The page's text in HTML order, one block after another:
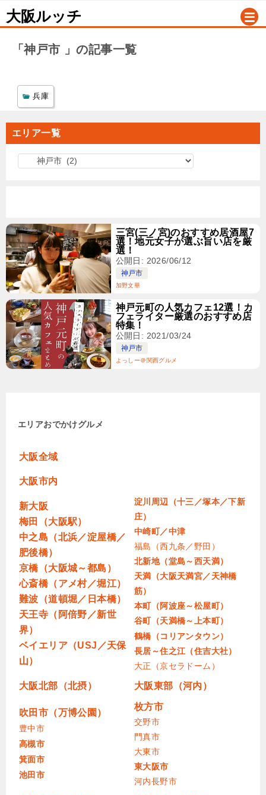
大阪ルッチ
「神戸市 」の記事一覧
兵庫
エリア一覧
三宮(三ノ宮)のおすすめ居酒屋7
選！地元女子が選ぶ旨い店を厳
選！
公開日: 2026/06/12
神戸市
加野文華
神戸元町の人気カフェ12選！カ
フェライター厳選のおすすめ店
特集！
公開日: 2021/03/24
神戸市
よっしー＠関西グルメ
エリアおでかけグルメ
大阪全域
大阪市内
新大阪
梅田（大阪駅）
中之島（北浜／淀屋橋／
肥後橋）
京橋（大阪城～都島）
心斎橋（アメ村／堀江）
難波（道頓堀／日本橋）
天王寺（阿倍野／新世
界）
ベイエリア（USJ／天保
山）
淀川周辺（十三／塚本／下新
庄）
中崎町／中津
福島（西九条／野田）
北新地（堂島～西天満）
天満（大阪天満宮／天神橋
筋）
本町（阿波座～松屋町）
谷町（天満橋～上本町）
鶴橋（コリアンタウン）
長居～住之江（住吉大社）
大正（京セラドーム）
大阪北部（北摂） 大阪東部（河内）
吹田市（万博公園）
豊中市
高槻市
箕面市
池田市
枚方市
交野市
門真市
大東市
東大阪市
河内長野市